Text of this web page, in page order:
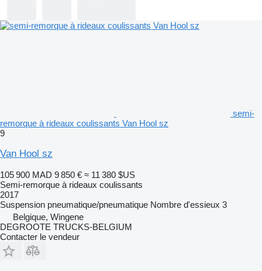
semi-
remorque à rideaux coulissants Van Hool sz
9
Van Hool sz
105 900 MAD 9 850 € ≈ 11 380 $US
Semi-remorque à rideaux coulissants
2017
Suspension pneumatique/pneumatique Nombre d'essieux 3
Belgique, Wingene
DEGROOTE TRUCKS-BELGIUM
Contacter le vendeur